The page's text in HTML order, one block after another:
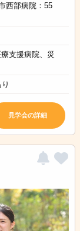
西部病院：55
支援病院、災
見学会の詳細